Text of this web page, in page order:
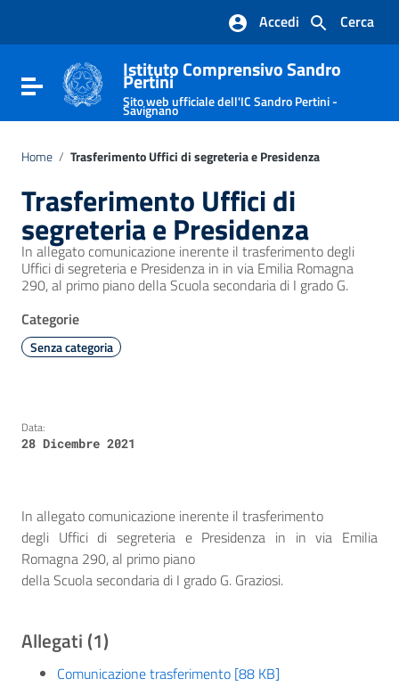
Vai al footer
Cerca
Accedi
Attiva / disattiva la navigazione
Istituto Comprensivo Sandro
Pertini
Sito web ufficiale dell'IC Sandro Pertini -
Savignano
Home / Trasferimento Uffici di segreteria e Presidenza
Trasferimento Uffici di
segreteria e Presidenza
In allegato comunicazione inerente il trasferimento degli
Uffici di segreteria e Presidenza in in via Emilia Romagna
290, al primo piano della Scuola secondaria di I grado G.
Categorie
Senza categoria
Data:
28 Dicembre 2021
In allegato comunicazione inerente il trasferimento
degli Uffici di segreteria e Presidenza in in via Emilia
Romagna 290, al primo piano
della Scuola secondaria di I grado G. Graziosi.
Allegati (1)
Comunicazione trasferimento [88 KB]